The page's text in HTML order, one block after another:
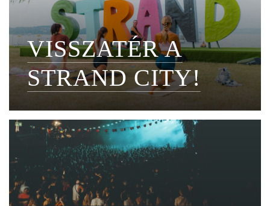
VISSZATÉR A
STRAND CITY!